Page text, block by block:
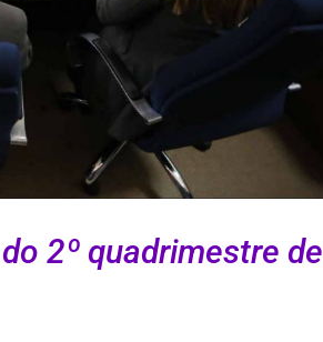
2º quadrimestre de